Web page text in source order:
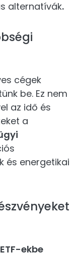
alternatívák.
cégek
be. Ez nem
az idő és
a
és energetikai
ETF-ekbe